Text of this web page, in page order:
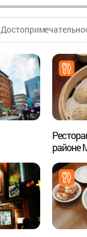
районе
(딘타
(명동중